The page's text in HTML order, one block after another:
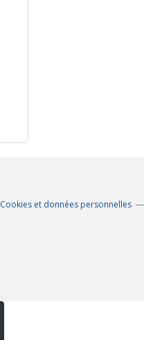
Cookies et données personnelles